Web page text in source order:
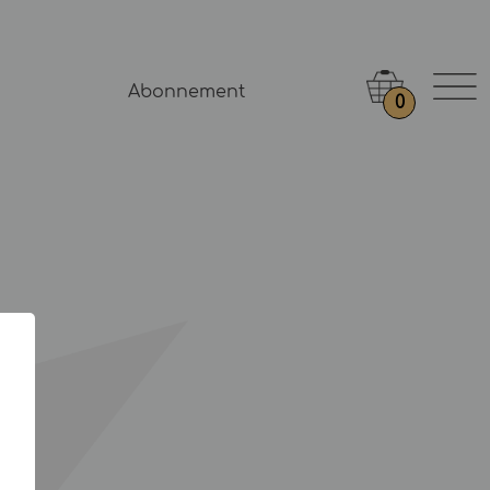
Abonnement
0